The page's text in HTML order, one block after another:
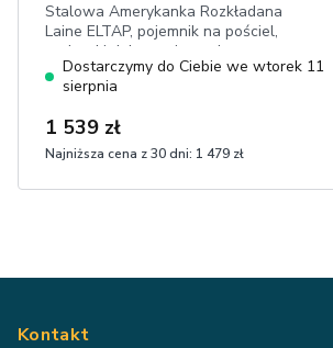
Stalowa Amerykanka Rozkładana
Laine ELTAP, pojemnik na pościel,
poduszki dekoracyjne, odporny na
ścieranie szenil
Dostarczymy do Ciebie we wtorek 11
sierpnia
1 539 zł
Najniższa cena z 30 dni: 1 479 zł
Kontakt